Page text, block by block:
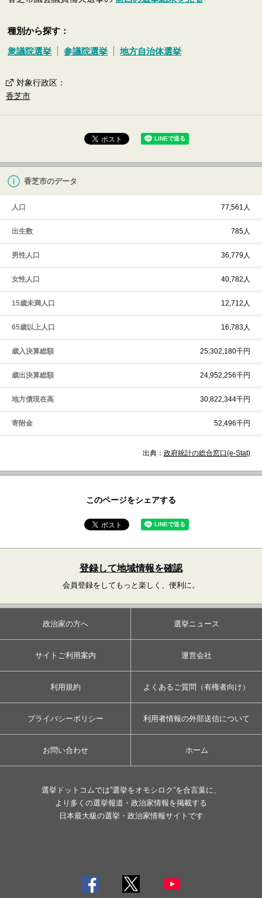
種別から探す：
衆議院選挙 参議院選挙 地方自治体選挙
対象行政区 ：
香芝市
香芝市のデータ
人口 77,561人
出生数 785人
男性人口 36,779人
女性人口 40,782人
15歳未満人口 12,712人
65歳以上人口 16,783人
歳入決算総額 25,302,180千円
歳出決算総額 24,952,256千円
地方債現在高 30,822,344千円
寄附金 52,496千円
出典： 政府統計の総合窓口(e-Stat)
このページをシェアする
登録して地域情報を確認
会員登録をしてもっと楽しく、便利に。
政治家の方へ 選挙ニュース
サイトご利用案内 運営会社
利用規約 よくあるご質問（有権者向け）
プライバシーポリシー 利用者情報の外部送信について
お問い合わせ ホーム
選挙ドットコムでは”選挙をオモシロク”を合言葉に、
より多くの選挙報道・政治家情報を掲載する
日本最大級の選挙・政治家情報サイトです